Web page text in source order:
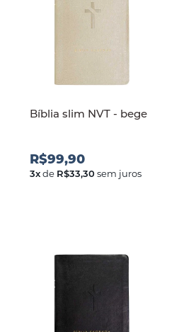
Bíblia slim NVT - bege
R$99,90
3xde R$33,30sem juros